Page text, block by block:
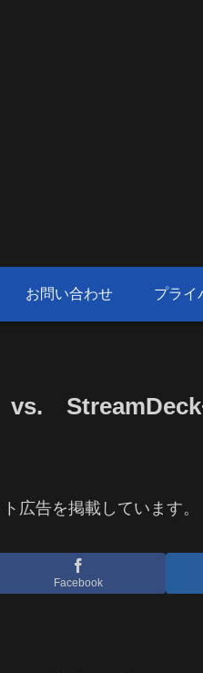
お問い合わせ プライ
広告を掲載しています。
Facebook